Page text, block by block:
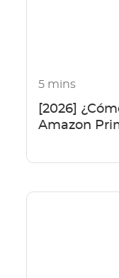
5 mins
[2026]
Amazon